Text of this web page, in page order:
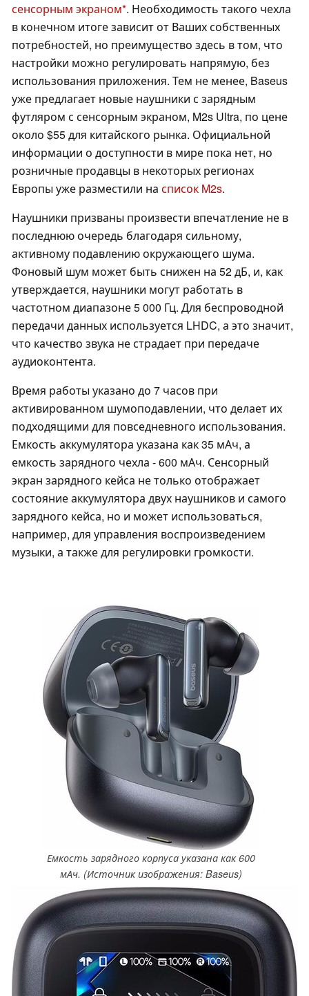
сенсорным экраном . Необходимость такого чехла
в конечном итоге зависит от Ваших собственных
потребностей, но преимущество здесь в том, что
настройки можно регулировать напрямую, без
использования приложения. Тем не менее, Baseus
уже предлагает новые наушники с зарядным
футляром с сенсорным экраном, M2s Ultra, по цене
около $55 для китайского рынка. Официальной
информации о доступности в мире пока нет, но
розничные продавцы в некоторых регионах
Европы уже разместили на список M2s.
Наушники призваны произвести впечатление не в
последнюю очередь благодаря сильному,
активному подавлению окружающего шума.
Фоновый шум может быть снижен на 52 дБ, и, как
утверждается, наушники могут работать в
частотном диапазоне 5 000 Гц. Для беспроводной
передачи данных используется LHDC, а это значит,
что качество звука не страдает при передаче
аудиоконтента.
Время работы указано до 7 часов при
активированном шумоподавлении, что делает их
подходящими для повседневного использования.
Емкость аккумулятора указана как 35 мАч, а
емкость зарядного чехла - 600 мАч. Сенсорный
экран зарядного кейса не только отображает
состояние аккумулятора двух наушников и самого
зарядного кейса, но и может использоваться,
например, для управления воспроизведением
музыки, а также для регулировки громкости.
Емкость зарядного корпуса указана как 600
мАч. (Источник изображения: Baseus)